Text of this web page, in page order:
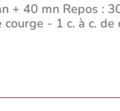
+ 40 mn Repos :
- 1 c. à c.